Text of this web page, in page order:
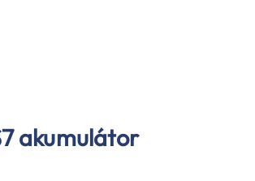
akumulátor